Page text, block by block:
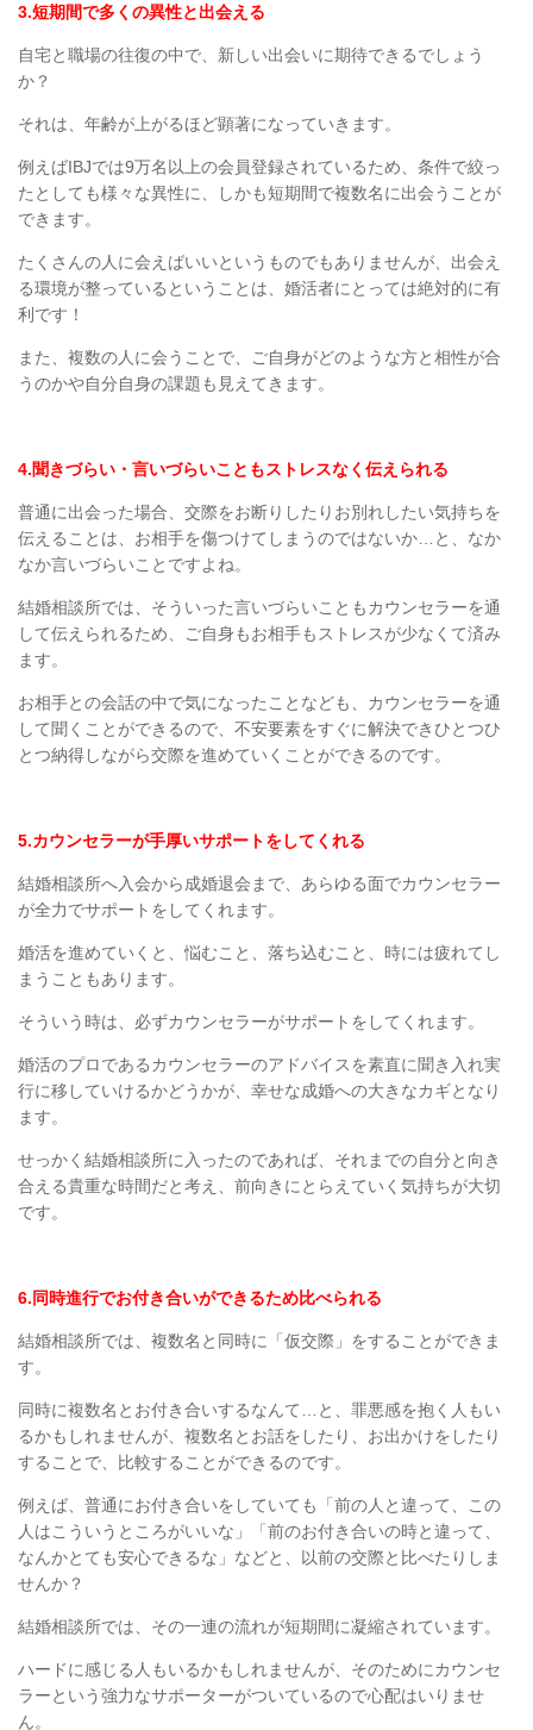
3.短期間で多くの異性と出会える
自宅と職場の往復の中で、新しい出会いに期待できるでしょう
か？
それは、年齢が上がるほど顕著になっていきます。
例えばIBJでは9万名以上の会員登録されているため、条件で絞っ
たとしても様々な異性に、しかも短期間で複数名に出会うことが
できます。
たくさんの人に会えばいいというものでもありませんが、出会え
る環境が整っているということは、 婚活者にとっては絶対的に有
利です！
また、複数の人に会うことで、ご自身がどのような方と相性が合
うのかや自分自身の課題も見えてきます。
4.聞きづらい・言いづらいこともストレスなく伝えられる
普通に出会った場合、交際をお断りしたりお別れしたい気持ちを
伝えることは、お相手を傷つけてしまうのではないか
と、なか
なか言いづらいことですよね。
結婚相談所では、そういった言いづらいこともカウンセラーを通
して伝えられるため、ご自身もお相手もストレスが少なくて済み
ます。
お相手との会話の中で気になったことなども、カウンセラーを通
して聞くことができるので、不安要素をすぐに解決できひとつひ
とつ納得しながら交際を進めていくことができるのです。
5.カウンセラーが手厚いサポートをしてくれる
結婚相談所へ入会から成婚退会まで、あらゆる面でカウンセラー
が全力でサポートをしてくれます。
婚活を進めていくと、悩むこと、落ち込むこと、時には疲れてし
まうこともあります。
そういう時は、必ずカウンセラーがサポートをしてくれます。
婚活のプロであるカウンセラーのアドバイスを素直に聞き入れ実
行に移していけるかどうかが、幸せな成婚への大きなカギとなり
ます。
せっかく結婚相談所に入ったのであれば、それまでの自分と向き
合える貴重な時間だと考え、前向きにとらえていく気持ちが大切
です。
6.同時進行でお付き合いができるため比べられる
結婚相談所では、複数名と同時に「仮交際」をすることができま
す。
同時に複数名とお付き合いするなんて
と、罪悪感を抱く人もい
るかもしれませんが、複数名とお話をしたり、お出かけをしたり
することで、比較することができるのです。
例えば、普通にお付き合いをしていても「前の人と違って、この
人はこういうところがいいな」「前のお付き合いの時と違って、
なんかとても安心できるな」などと、以前の交際と比べたりしま
せんか？
結婚相談所では、その一連の流れが短期間に凝縮されています。
ハードに感じる人もいるかもしれませんが、そのためにカウンセ
ラーという強力なサポーターがついているので心配はいりませ
ん。